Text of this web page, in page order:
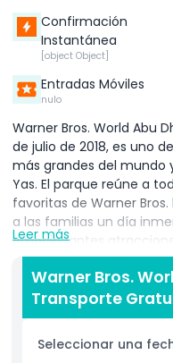
Confirmación
Instantánea
[object Object]
Entradas Móviles
nulo
Warner Bros. World Abu
de julio de 2018, es uno
más grandes del mundo
Yas. El parque reúne a
favoritas de Warner
a las familias un día
emocionantes
parque está dividido en
diseñada para
Warner Bros. Plaza,
art decó de la edad
aventurarte en el
Picapiedra. Dynamite
Leer más
Warner Bros.
Transporte
Seleccionar una